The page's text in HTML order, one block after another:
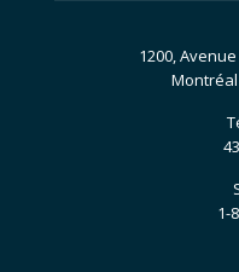
1200,
Montréal
1-